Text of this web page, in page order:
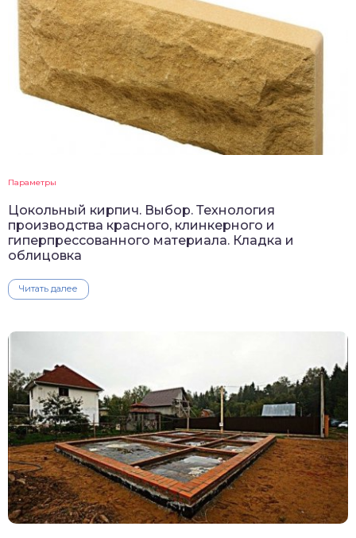
Параметры
Цокольный кирпич. Выбор. Технология
производства красного, клинкерного и
гиперпрессованного материала. Кладка и
облицовка
Читать далее